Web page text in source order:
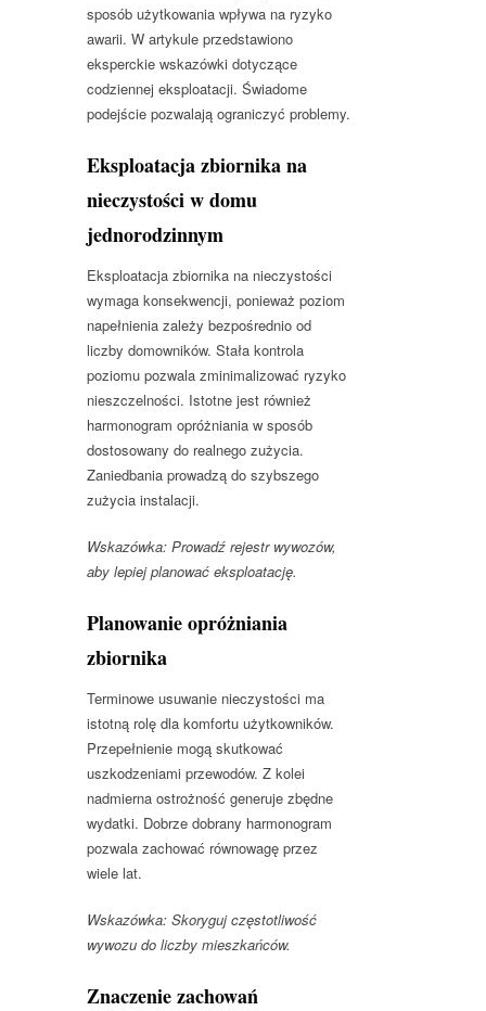
sposób użytkowania wpływa na ryzyko
awarii. W artykule przedstawiono
eksperckie wskazówki dotyczące
codziennej eksploatacji. Świadome
podejście pozwalają ograniczyć problemy.
Eksploatacja zbiornika na
nieczystości w domu
jednorodzinnym
Eksploatacja zbiornika na nieczystości
wymaga konsekwencji, ponieważ poziom
napełnienia zależy bezpośrednio od
liczby domowników. Stała kontrola
poziomu pozwala zminimalizować ryzyko
nieszczelności. Istotne jest również
harmonogram opróżniania w sposób
dostosowany do realnego zużycia.
Zaniedbania prowadzą do szybszego
zużycia instalacji.
Wskazówka: Prowadź rejestr wywozów,
aby lepiej planować eksploatację.
Planowanie opróżniania
zbiornika
Terminowe usuwanie nieczystości ma
istotną rolę dla komfortu użytkowników.
Przepełnienie mogą skutkować
uszkodzeniami przewodów. Z kolei
nadmierna ostrożność generuje zbędne
wydatki. Dobrze dobrany harmonogram
pozwala zachować równowagę przez
wiele lat.
Wskazówka: Skoryguj częstotliwość
wywozu do liczby mieszkańców.
Znaczenie zachowań